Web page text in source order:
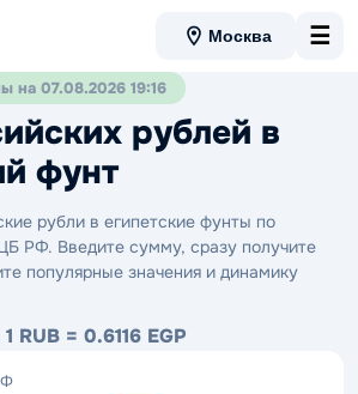
Москва ☰
на 07.08.2026 19:16
рублей в
фунт
рубли в египетские фунты по
РФ. Введите сумму, сразу получите
популярные значения и динамику
1 RUB = 0.6116 EGP